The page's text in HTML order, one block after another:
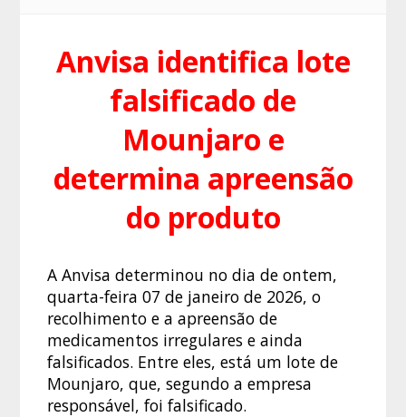
Anvisa identifica lote
falsificado de
Mounjaro e
determina apreensão
do produto
A Anvisa determinou no dia de ontem,
quarta-feira 07 de janeiro de 2026, o
recolhimento e a apreensão de
medicamentos irregulares e ainda
falsificados. Entre eles, está um lote de
Mounjaro, que, segundo a empresa
responsável, foi falsificado.